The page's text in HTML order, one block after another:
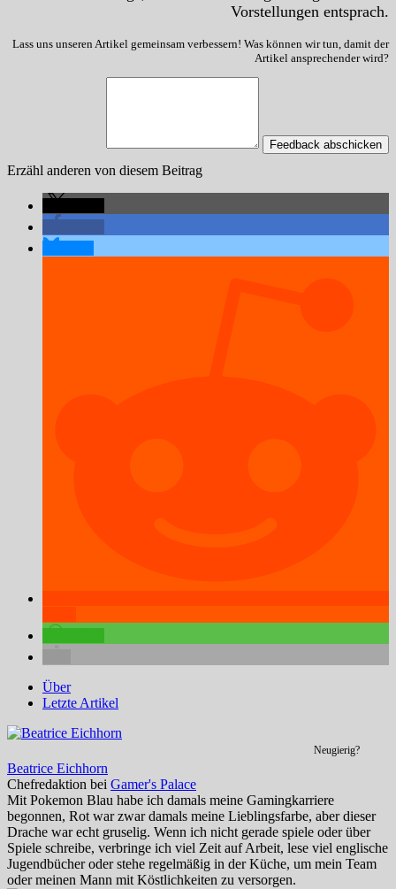
Vorstellungen entsprach.
Lass uns unseren Artikel gemeinsam verbessern! Was können wir tun, damit der
Artikel ansprechender wird?
Feedback abschicken
Erzähl anderen von diesem Beitrag
Über
Letzte Artikel
Neugierig?
Beatrice Eichhorn
Chefredaktion bei Gamer's Palace
Mit Pokemon Blau habe ich damals meine Gamingkarriere
begonnen, Rot war zwar damals meine Lieblingsfarbe, aber dieser
Drache war echt gruselig. Wenn ich nicht gerade spiele oder über
Spiele schreibe, verbringe ich viel Zeit auf Arbeit, lese viel englische
Jugendbücher oder stehe regelmäßig in der Küche, um mein Team
oder meinen Mann mit Köstlichkeiten zu versorgen.